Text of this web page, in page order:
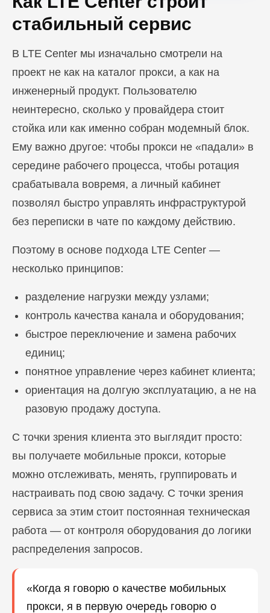
стабильный сервис
В LTE Center мы изначально смотрели на
проект не как на каталог прокси, а как на
инженерный продукт. Пользователю
неинтересно, сколько у провайдера стоит
стойка или как именно собран модемный блок.
Ему важно другое: чтобы прокси не «падали» в
середине рабочего процесса, чтобы ротация
срабатывала вовремя, а личный кабинет
позволял быстро управлять инфраструктурой
без переписки в чате по каждому действию.
Поэтому в основе подхода LTE Center —
несколько принципов:
разделение нагрузки между узлами;
контроль качества канала и оборудования;
быстрое переключение и замена рабочих
единиц;
понятное управление через кабинет клиента;
ориентация на долгую эксплуатацию, а не на
разовую продажу доступа.
С точки зрения клиента это выглядит просто:
вы получаете мобильные прокси, которые
можно отслеживать, менять, группировать и
настраивать под свою задачу. С точки зрения
сервиса за этим стоит постоянная техническая
работа — от контроля оборудования до логики
распределения запросов.
«Когда я говорю о качестве мобильных
прокси, я в первую очередь говорю о
Похожие статьи